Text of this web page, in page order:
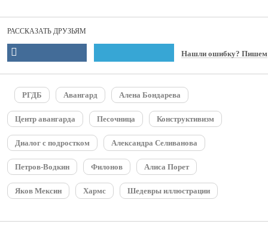
РАССКАЗАТЬ ДРУЗЬЯМ
Нашли ошибку? Пишем
РГДБ Авангард Алена Бондарева
Центр авангарда Песочница Конструктивизм
Диалог с подростком Александра Селиванова
Петров-Водкин Филонов Алиса Порет
Яков Мексин Хармс Шедевры иллюстрации